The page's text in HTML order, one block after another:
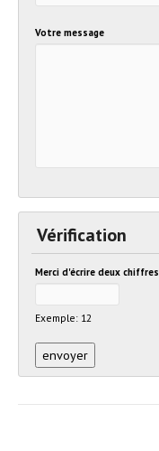
Votre message
Vérification
Merci d'écrire deux
Exemple: 12